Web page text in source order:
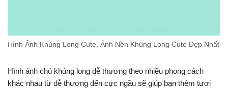
Hình Ảnh Khủng Long Cute, Ảnh Nền Khủng Long Cute Đẹp Nhất
Hình ảnh chú khủng long dễ thương theo nhiều phong cách
khác nhau từ dễ thương đến cực ngầu sẽ giúp bạn thêm tươi